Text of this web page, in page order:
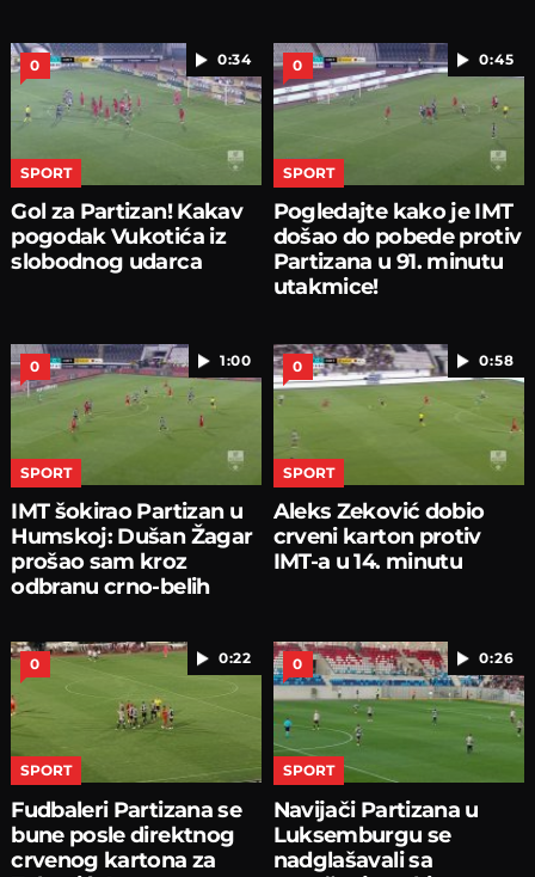
0:34
0
SPORT
Gol za Partizan! Kakav
pogodak Vukotića iz
slobodnog udarca
0:45
0
SPORT
Pogledajte kako je IMT
došao do pobede protiv
Partizana u 91. minutu
utakmice!
1:00
0
SPORT
IMT šokirao Partizan u
Humskoj: Dušan Žagar
prošao sam kroz
odbranu crno-belih
0:58
0
SPORT
Aleks Zeković dobio
crveni karton protiv
IMT-a u 14. minutu
0:22
0
SPORT
Fudbaleri Partizana se
bune posle direktnog
crvenog kartona za
0:26
0
SPORT
Navijači Partizana u
Luksemburgu se
nadglašavali sa